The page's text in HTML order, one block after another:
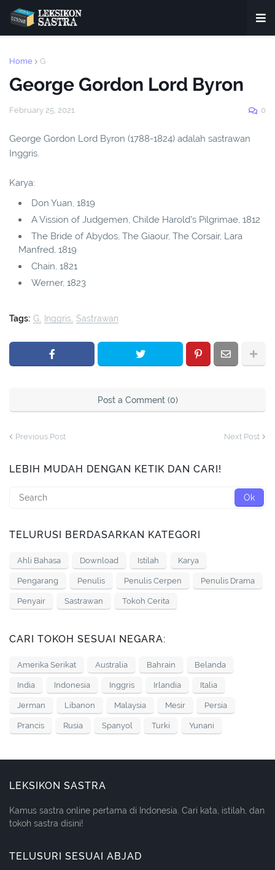
Home G
George Gordon Lord Byron
February 25, 2021 0
George Gordon Lord Byron (1788-1824) adalah sastrawan
Inggris.
Karya:
Don Yuan, 1819
A Vission of Judgemen, Childe Harold's Pilgrimae, 1812
The Bride of Abydos, The Giaour, The Corsair, Lara
Manfred, 1819
Chain, 1821
Werner, 1823
Tags: G Inggris Sastrawan
Post a Comment (0)
Previous Post Next Post
LEBIH MUDAH DENGAN KETIK DAN CARI!
TELURUSI BERDASARKAN KATEGORI
Ahli Bahasa Download Istilah Karya
Pengarang Penulis Penulis Cerpen Penulis Drama
Penyair Sastrawan Tokoh Cerita
CARI TOKOH SESUAI NEGARA:
Amerika Serikat Australia Bahrain Belanda
India Indonesia Inggris Irlandia Italia
Jerman Libanon Malaysia Mesir Persia
Prancis Rusia Spanyol Turki Yunani
LEKSIKON SASTRA
Kamus sastra online pertama di Indonesia. Cari kata, istilah, dan
tokoh sastra disini!
TELUSURI SESUAI ABJAD